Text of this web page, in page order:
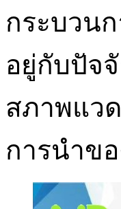
กระบวน
อยู่กับปัจ
สภาพแว
การนำข